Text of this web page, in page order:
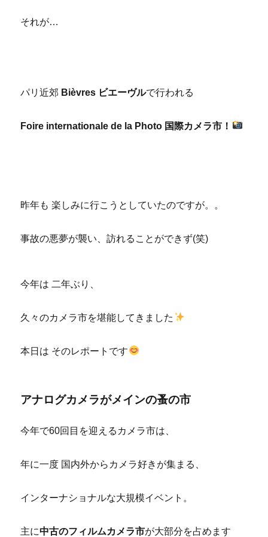
それが…
パリ近郊 Bièvres ビエーヴルで行われる
Foire internationale de la Photo 国際カメラ市！
昨年も 楽しみに行こうとしていたのですが。。
事故の悪夢が襲い、訪れることができず(笑)
今年は 二年ぶり、
久々のカメラ市を堪能してきました
本日は そのレポートです
アナログカメラがメインの蚤の市
今年で60回目を迎えるカメラ市は、
年に一度 国内外からカメラ好きが集まる、
インターナショナルな大規模イベント。
主に中古のフィルムカメラ市が大部分を占めます